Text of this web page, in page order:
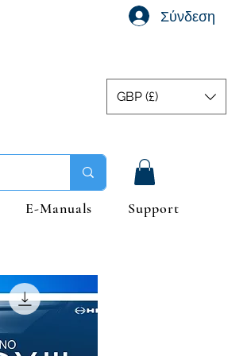
Σύνδεση
GBP (£)
E-Manuals Support